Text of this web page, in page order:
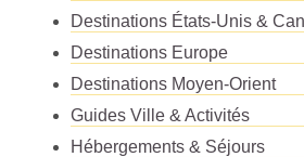
Destinations États-Unis &
Destinations Europe
Destinations Moyen-Orient
Guides Ville & Activités
Hébergements & Séjours